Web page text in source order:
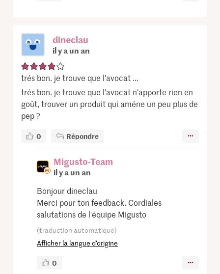
dineclau
il y a un an
trés bon. je trouve que l'avocat ...
trés bon. je trouve que l'avocat n'apporte rien en
goût, trouver un produit qui améne un peu plus de
pep ?
0 Répondre
Migusto-Team
il y a un an
Bonjour dineclau
Merci pour ton feedback. Cordiales
salutations de l'équipe Migusto
(traduction automatique)
Afficher la langue d’origine
0